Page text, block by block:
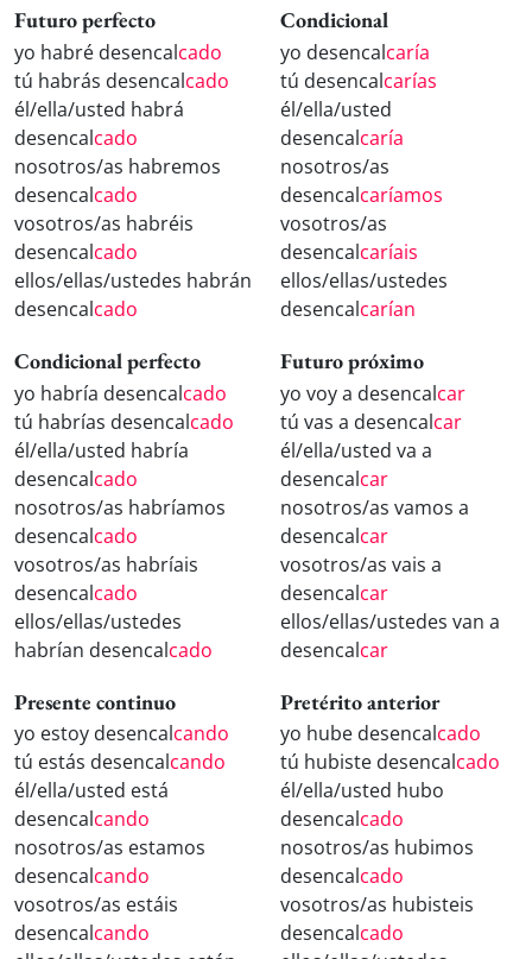
Futuro perfecto
yo habré desencalcado
tú habrás desencalcado
él/ella/usted habrá
desencalcado
nosotros/as habremos
desencalcado
vosotros/as habréis
desencalcado
ellos/ellas/ustedes habrán
desencalcado
Condicional
yo desencalcaría
tú desencalcarías
él/ella/usted
desencalcaría
nosotros/as
desencalcaríamos
vosotros/as
desencalcaríais
ellos/ellas/ustedes
desencalcarían
Condicional perfecto
yo habría desencalcado
tú habrías desencalcado
él/ella/usted habría
desencalcado
nosotros/as habríamos
desencalcado
vosotros/as habríais
desencalcado
ellos/ellas/ustedes
habrían desencalcado
Futuro próximo
yo voy a desencalcar
tú vas a desencalcar
él/ella/usted va a
desencalcar
nosotros/as vamos a
desencalcar
vosotros/as vais a
desencalcar
ellos/ellas/ustedes van a
desencalcar
Presente continuo
yo estoy desencalcando
tú estás desencalcando
él/ella/usted está
desencalcando
nosotros/as estamos
desencalcando
vosotros/as estáis
desencalcando
Pretérito anterior
yo hube desencalcado
tú hubiste desencalcado
él/ella/usted hubo
desencalcado
nosotros/as hubimos
desencalcado
vosotros/as hubisteis
desencalcado